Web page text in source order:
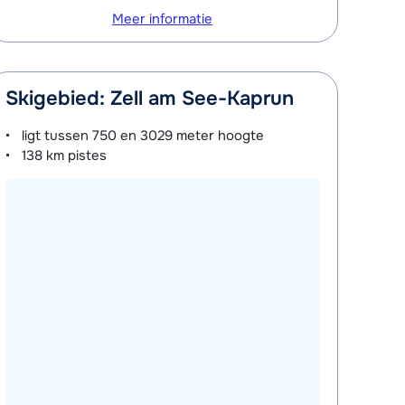
Meer informatie
Skigebied: Zell am See-Kaprun
ligt tussen750 en 3029 meter hoogte
138 km pistes